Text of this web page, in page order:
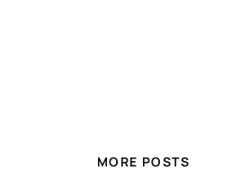
MORE POSTS